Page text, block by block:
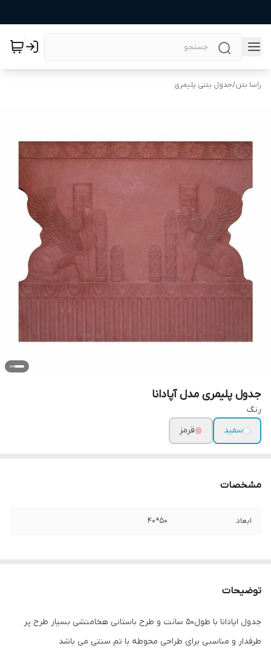
راسا بتن/جدول بتنی پلیمری
جدول پلیمری مدل آپادانا
رنگ
سفید
قرمز
مشخصات
ابعاد 50*40
توضیحات
جدول اپادانا با طول50 سانت و طرح باستانی هخامنشی بسیار طرح پر
طرفدار و مناسبی برای طراحی محوطه با تم سنتی می باشد